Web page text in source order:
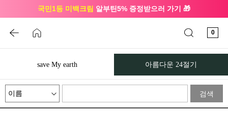
국민1등 미백크림 알부틴5% 증정받으러 가기 🎁
0
save My earth 아름다운 24절기
검색